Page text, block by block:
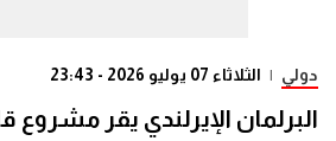
دولي | الثلاثاء 07 يوليو 2026 - 23:43
البرلمان الإيرلندي يقر مشروع